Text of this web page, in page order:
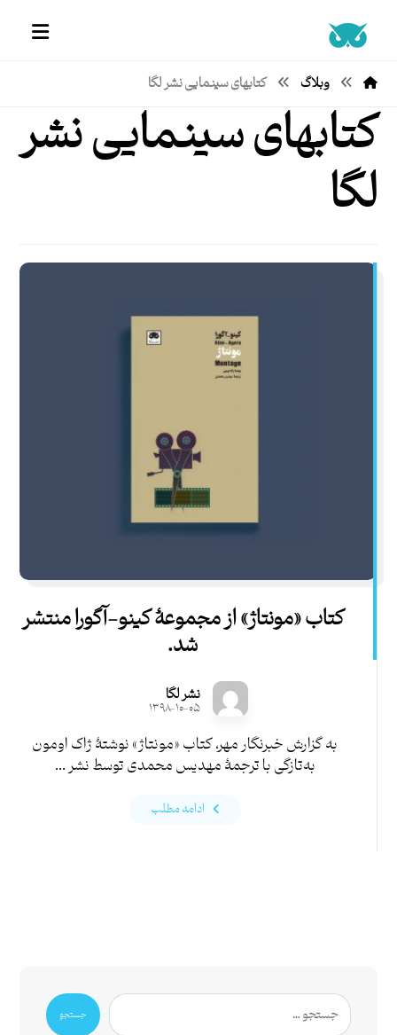
وبلاگ کتابهای سینمایی نشر لگا
کتابهای سینمایی نشر
لگا
کتاب «مونتاژ» از مجموعۀ کینو-آگورا منتشر
شد.
نشر لگا
۱۳۹۸-۱۰-۰۵
به گزارش خبرنگار مهر، کتاب «مونتاژ» نوشتۀ ژاک اومون
به‌تازگی با ترجمۀ مهدیس محمدی توسط نشر ...
ادامه مطلب
جستجو